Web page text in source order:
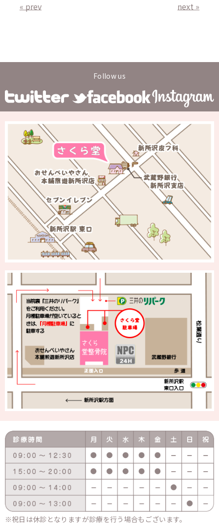
« prev next »
Follow us
祝日は休診となりますが診療を行う場合もございます。